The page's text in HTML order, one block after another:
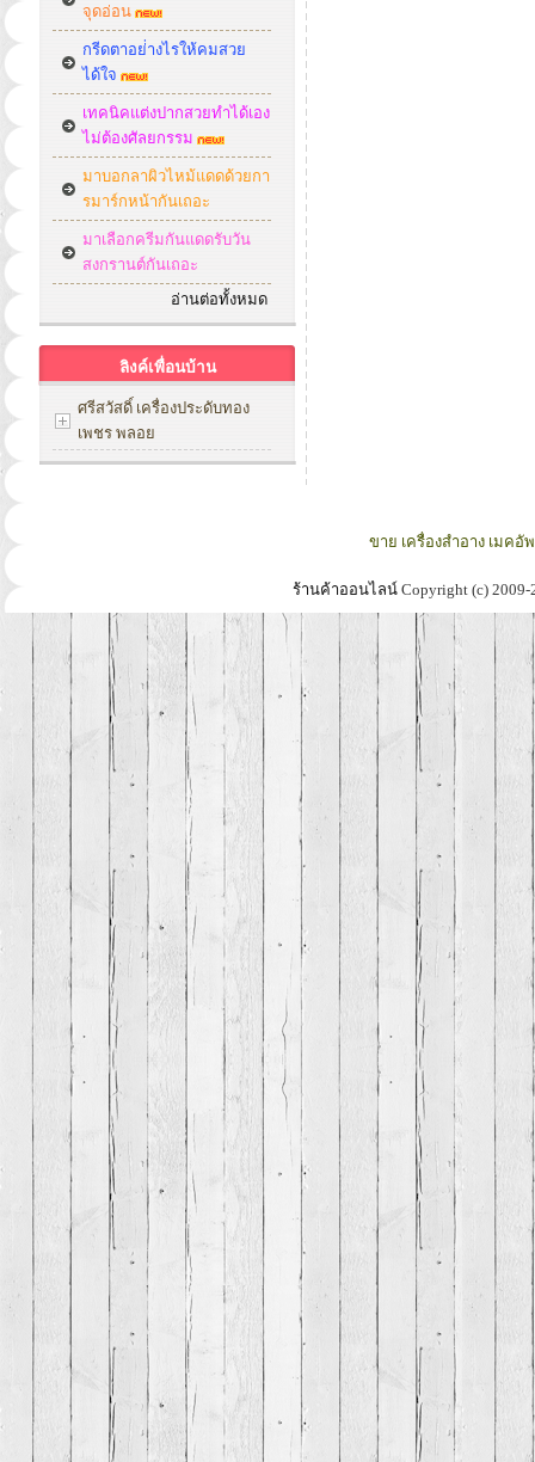
จุดอ่อน
กรีดตาอย่่างไรให้คมสวย
ได้ใจ
เทคนิคแต่งปากสวยทำได้เอง
ไม่ต้องศัลยกรรม
มาบอกลาผิวไหม้แดดด้วยกา
รมาร์กหน้ากันเถอะ
มาเลือกครีมกันแดดรับวัน
สงกรานต์กันเถอะ
อ่านต่อทั้งหมด
ลิงค์เพื่อนบ้าน
ศรีสวัสดิ์ เครื่องประดับทอง
เพชร พลอย
ขาย เครื่องสำอาง เมค
ร้านค้าออนไลน์Copyright (c)